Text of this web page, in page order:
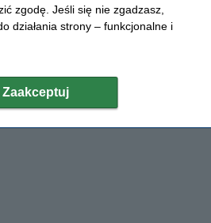
zgodę. Jeśli się nie zgadzasz,
działania strony – funkcjonalne i
Zaakceptuj